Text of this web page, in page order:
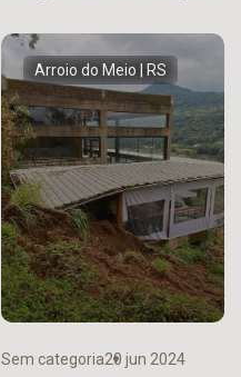
agosto
Arroio do Meio | RS
Sem categoria20 jun 2024